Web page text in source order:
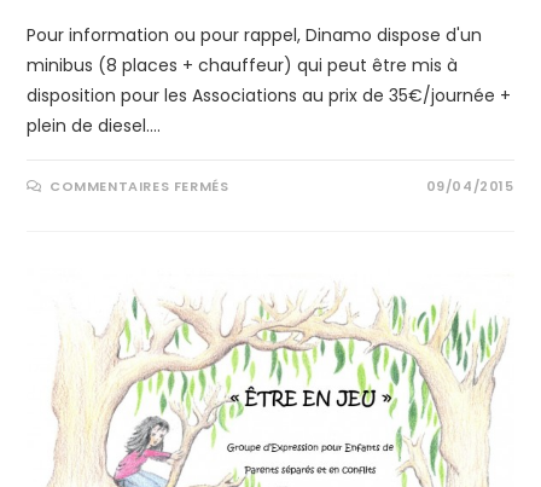
Pour information ou pour rappel, Dinamo dispose d'un
minibus (8 places + chauffeur) qui peut être mis à
disposition pour les Associations au prix de 35€/journée +
plein de diesel.…
COMMENTAIRES FERMÉS 09/04/2015